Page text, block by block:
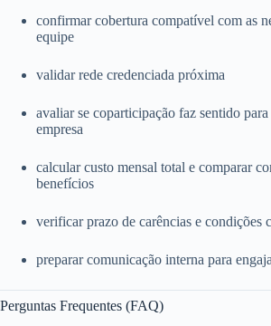
confirmar cobertura compatível com as
equipe
validar rede credenciada próxima
avaliar se coparticipação faz sentido
empresa
calcular custo mensal total e comparar
benefícios
verificar prazo de carências e condições
preparar comunicação interna para
Perguntas Frequentes (FAQ)